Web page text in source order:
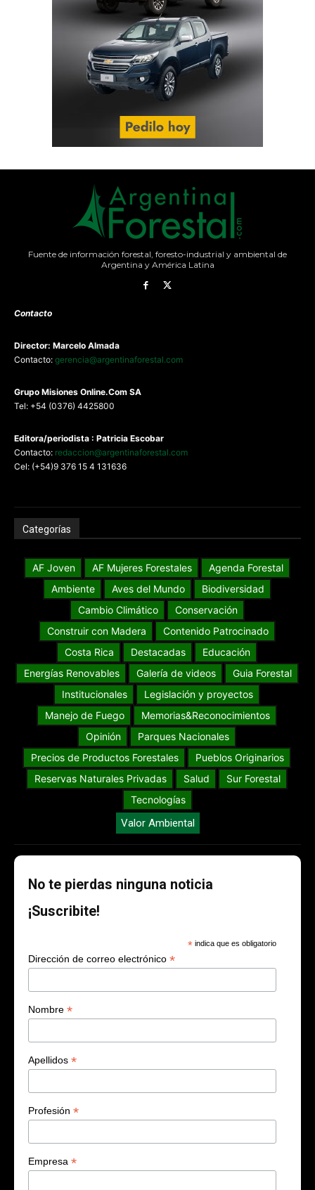
Fuente de información forestal, foresto-industrial y ambiental de
Argentina y América Latina
Contacto
Director: Marcelo Almada
Contacto: gerencia@argentinaforestal.com
Grupo Misiones Online.Com SA
Tel: +54 (0376) 4425800
Editora/periodista : Patricia Escobar
Contacto: redaccion@argentinaforestal.com
Cel: (+54)9 376 15 4 131636
Categorías
AF Joven AF Mujeres Forestales
Agenda Forestal
Ambiente
Aves del Mundo
Biodiversidad
Cambio Climático
Conservación
Construir con Madera
Contenido Patrocinado
Costa Rica
Destacadas
Educación
Energías Renovables
Galería de videos
Guia Forestal
Institucionales
Legislación y proyectos
Manejo de Fuego
Memorias&Reconocimientos
Opinión
Parques Nacionales
Precios de Productos Forestales
Pueblos Originarios
Reservas Naturales Privadas
Salud
Sur Forestal
Tecnologías
Valor Ambiental
No te pierdas ninguna noticia
¡Suscribite!
* indica que es obligatorio
Dirección de correo electrónico *
Nombre *
Apellidos *
Profesión *
Empresa *